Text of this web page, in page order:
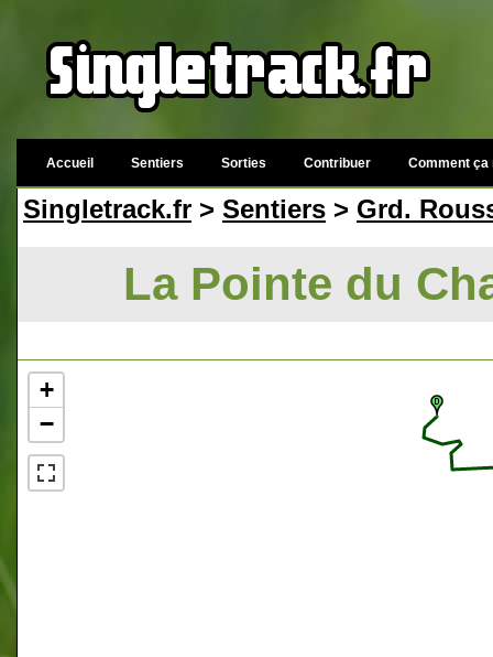
Accueil Sentiers Sorties Contribuer Comment ça
Singletrack.fr > Sentiers > Grd.
La Pointe du
+
−